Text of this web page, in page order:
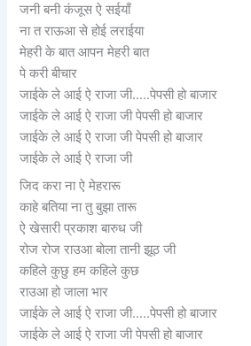
जनी बनी कंजूस ऐ सईयाँ
ना त राऊआ से होई लराईया
मेहरी के बात आपन मेहरी बात
पे करी बीचार
जाईके ले आई ऐ राजा जी…..पेपसी हो बाजार
जाईके ले आई ऐ राजा जी पेपसी हो बाजार
जाईके ले आई ऐ राजा जी पेपसी हो बाजार
जाईके ले आई ऐ राजा जी
जिद करा ना ऐ मेहरारू
काहे बतिया ना तु बुझा तारू
ऐ खेसारी प्रकाश बारुध जी
रोज रोज राउआ बोला तानी झूठ जी
कहिले कुछु हम कहिले कुछ
राउआ हो जाला भार
जाईके ले आई ऐ राजा जी…..पेपसी हो बाजार
जाईके ले आई ऐ राजा जी पेपसी हो बाजार